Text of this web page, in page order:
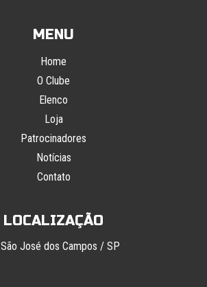
MENU
Home
O Clube
Elenco
Loja
Patrocinadores
Notícias
Contato
LOCALIZAÇÃO
São José dos Campos / SP